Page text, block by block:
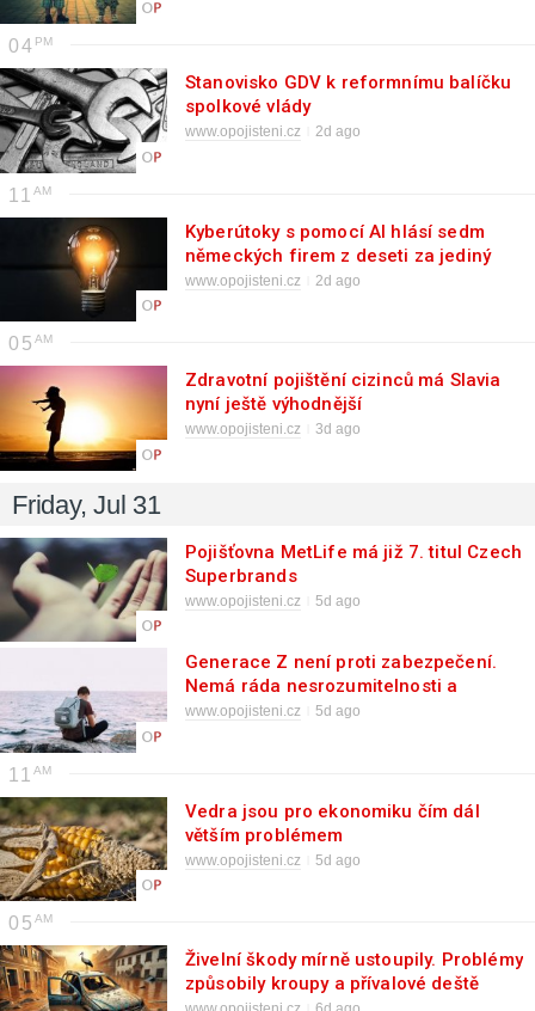
04
Stanovisko GDV k reformnímu balíčku
spolkové vlády
www.opojisteni.cz 2d ago
11
Kyberútoky s pomocí AI hlásí sedm
německých firem z deseti za jediný
rok
www.opojisteni.cz 2d ago
05
Zdravotní pojištění cizinců má Slavia
nyní ještě výhodnější
www.opojisteni.cz 3d ago
Friday, Jul 31
Pojišťovna MetLife má již 7. titul Czech
Superbrands
www.opojisteni.cz 5d ago
Generace Z není proti zabezpečení.
Nemá ráda nesrozumitelnosti a
složitosti
www.opojisteni.cz 5d ago
11
Vedra jsou pro ekonomiku čím dál
větším problémem
www.opojisteni.cz 5d ago
05
Živelní škody mírně ustoupily. Problémy
způsobily kroupy a přívalové deště